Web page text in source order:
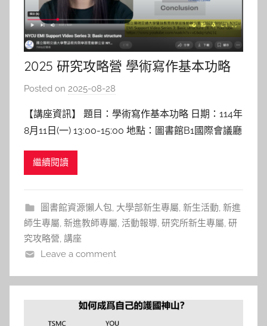
2025 研究攻略營 學術寫作基本功略
Posted on 2025-08-28
c
h
【講座資訊】 題目：學術寫作基本功略 日期：114年
8月11日(一) 13:00-15:00 地點：圖書館B1國際會議廳
實】 學術文章架構中Body部份應包括的內容， 國立
繼續閱讀
圖書館資源懶人包, 大學部新生專屬, 新生活動, 新進
師生專屬, 新進教師專屬, 活動報導, 研究所新生專屬, 研
究攻略營, 講座
Leave a comment